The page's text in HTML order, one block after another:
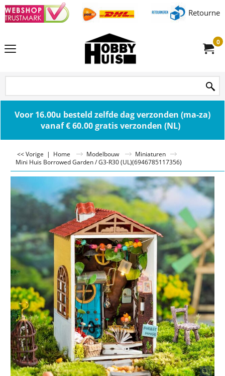
0
Voor 16.00u besteld zelfde dag verzonden (ma-za)
vanaf € 60.00 gratis verzonden (NL)
<< Vorige | Home Modelbouw
Miniaturen
Mini Huis Borrowed Garden / G3-R30 (UL)(6946785117356)